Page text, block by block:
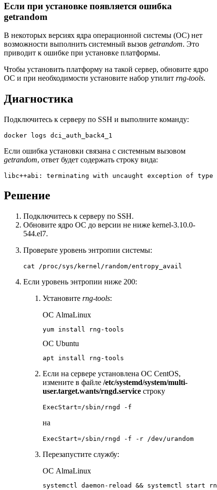
Если при установке появляется ошибка
getrandom
В некоторых версиях ядра операционной системы (ОС) нет
возможности выполнить системный вызов getrandom. Это
приводит к ошибке при установке платформы.
Чтобы установить платформу на такой сервер, обновите ядро
ОС и при необходимости установите набор утилит rng-tools.
Диагностика
Подключитесь к серверу по SSH и выполните команду:
docker logs dci_auth_back4_1
Если ошибка установки связана с системным вызовом
getrandom, ответ будет содержать строку вида:
libc++abi: terminating with uncaught exception of type
Решение
Подключитесь к серверу по SSH.
Обновите ядро ОС до версии не ниже kernel-3.10.0-
544.el7.
Проверьте уровень энтропии системы:
cat /proc/sys/kernel/random/entropy_avail
Если уровень энтропии ниже 200:
Установите rng-tools:
ОС AlmaLinux
yum install rng-tools
ОС Ubuntu
apt install rng-tools
Если на сервере установлена ОС CentOS,
измените в файле /etc/systemd/system/multi-
user.target.wants/rngd.service строку
ExecStart=/sbin/rngd -f
на
ExecStart=/sbin/rngd -f -r /dev/urandom
Перезапустите службу:
ОС AlmaLinux
systemctl daemon-reload && systemctl start